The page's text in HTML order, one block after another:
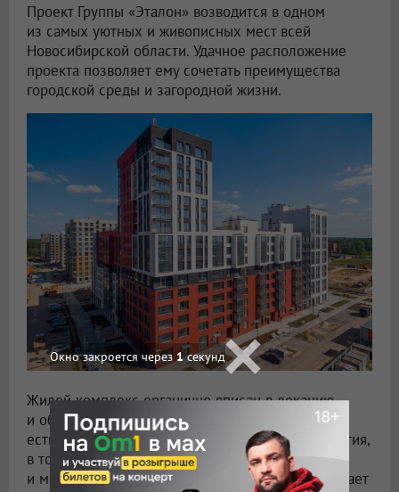
Проект Группы «Эталон» возводится в одном
из самых уютных и живописных мест всей
Новосибирской области. Удачное расположение
проекта позволяет ему сочетать преимущества
городской среды и загородной жизни.
Жилой комплекс органично вписан в локацию
и обладает развитой инфраструктурой. В районе
есть все необходимые коммерческие предприятия,
в том числе магазины, кафе, рестораны и ТЦ,
и медицинские объекты. Спортивная сеть включает